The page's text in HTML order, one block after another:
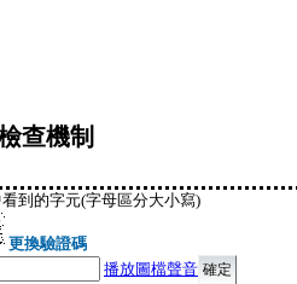
查機制
到的字元(字母區分大小寫)
更換驗證碼
播放圖檔聲音